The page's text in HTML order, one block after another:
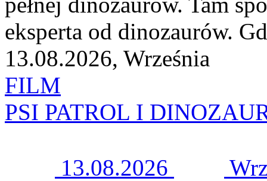
eksperta od dinozaurów.
13.08.2026, Września
FILM
PSI PATROL I
13.08.2026